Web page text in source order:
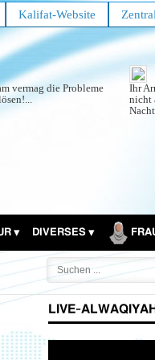
Kalifat-Website
vermag die Probleme
Ihr
nicht
DIVERSES
LIVE-